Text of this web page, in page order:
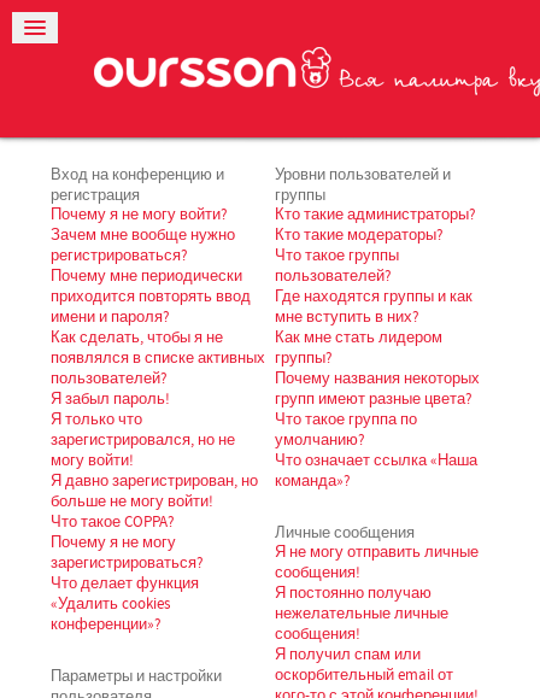
Вход на конференцию и
регистрация
Почему я не могу войти?
Зачем мне вообще нужно
регистрироваться?
Почему мне периодически
приходится повторять ввод
имени и пароля?
Как сделать, чтобы я не
появлялся в списке активных
пользователей?
Я забыл пароль!
Я только что
зарегистрировался, но не
могу войти!
Я давно зарегистрирован, но
больше не могу войти!
Что такое COPPA?
Почему я не могу
зарегистрироваться?
Что делает функция
«Удалить cookies
конференции»?
Параметры и настройки
Уровни пользователей и
группы
Кто такие администраторы?
Кто такие модераторы?
Что такое группы
пользователей?
Где находятся группы и как
мне вступить в них?
Как мне стать лидером
группы?
Почему названия некоторых
групп имеют разные цвета?
Что такое группа по
умолчанию?
Что означает ссылка «Наша
команда»?
Личные сообщения
Я не могу отправить личные
сообщения!
Я постоянно получаю
нежелательные личные
сообщения!
Я получил спам или
оскорбительный email от